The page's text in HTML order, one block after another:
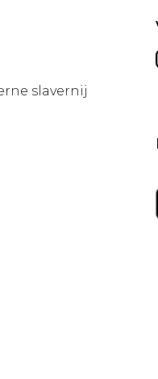
slavernij